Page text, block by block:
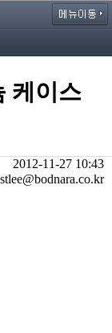
케이스
2012-11-27 10:43